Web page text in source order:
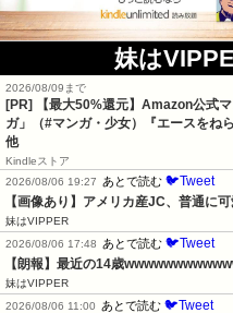
妹は
2026/08/09まで
[PR]
【最大50%還元】Amazon公式
ガ」（#マンガ・少女）『エースをね
他
Kindleストア
2026/08/06 19:27
あとで読む 🐦Tweet
【画像あり】アメリカ産JC、普通に
妹はVIPPER
2026/08/06 17:48
あとで読む 🐦Tweet
【朗報】最近の14歳
妹はVIPPER
2026/08/06 11:00
あとで読む 🐦Tweet